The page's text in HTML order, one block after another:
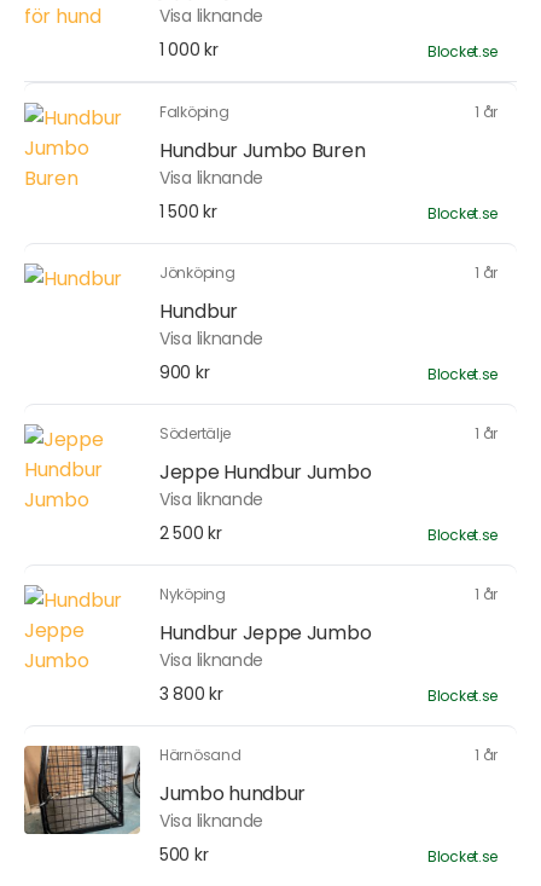
Visa liknande
1 000 kr
Blocket.se
Falköping 1 år
Hundbur Jumbo Buren
Visa liknande
1 500 kr
Blocket.se
Jönköping 1 år
Hundbur
Visa liknande
900 kr
Blocket.se
Södertälje 1 år
Jeppe Hundbur Jumbo
Visa liknande
2 500 kr
Blocket.se
Nyköping 1 år
Hundbur Jeppe Jumbo
Visa liknande
3 800 kr
Blocket.se
Härnösand 1 år
Jumbo hundbur
Visa liknande
500 kr
Blocket.se